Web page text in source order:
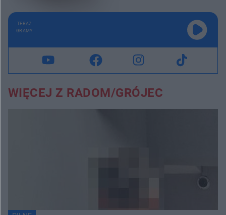
TERAZ
GRAMY
WIĘCEJ Z RADOM/GRÓJEC